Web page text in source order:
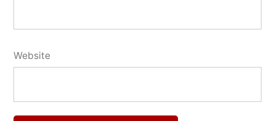
Website